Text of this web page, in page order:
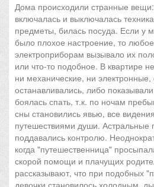
Дома происходили странные
включалась и выключалась
предметы, билась посуда. Если у
было плохое настроение, то
электроприборам вызывало их
или что-то подобное. В квартире
ни механические, ни
останавливались, либо
боялась спать, т.к. по ночам
сны становились явью, все
путешествиями души. Астральные
поддавались контролю.
когда "путешественница"
скорой помощи и плачущих
рассказывают, что при подобных
девочки становилось холодным,